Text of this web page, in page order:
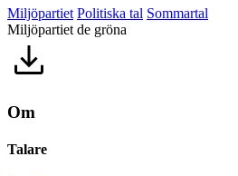
Miljöpartiet Politiska tal Sommartal
Miljöpartiet de gröna
Om
Talare